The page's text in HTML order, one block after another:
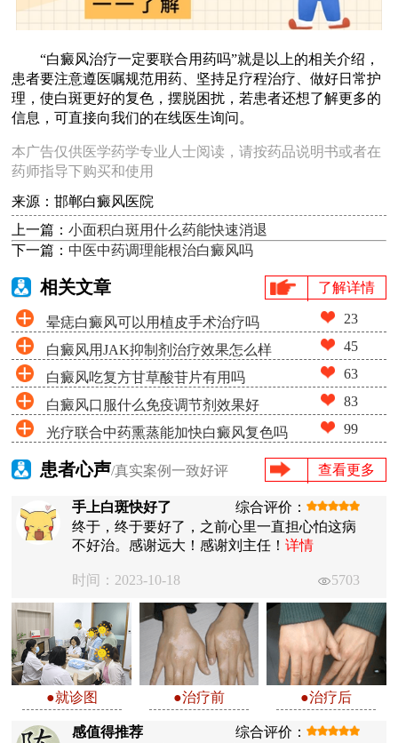
“白癜风治疗一定要联合用药吗”就是以上的相关介绍，
患者要注意遵医嘱规范用药、坚持足疗程治疗、做好日常护
理，使白斑更好的复色，摆脱困扰，若患者还想了解更多的
信息，可直接向我们的在线医生询问。
本广告仅供医学药学专业人士阅读，请按药品说明书或者在
药师指导下购买和使用
来源：邯郸白癜风医院
上一篇：小面积白斑用什么药能快速消退
下一篇： 中医中药调理能根治白癜风吗
相关文章 了解详情
晕痣白癜风可以用植皮手术治疗吗 23
白癜风用JAK抑制剂治疗效果怎么样 45
白癜风吃复方甘草酸苷片有用吗 63
白癜风口服什么免疫调节剂效果好 83
光疗联合中药熏蒸能加快白癜风复色吗 99
患者心声/真实案例一致好评 查看更多
手上白斑快好了
综合评价：
终于，终于要好了，之前心里一直担心怕这病
不好治。感谢远大！感谢刘主任！详情
时间：2023-10-18 5703
●就诊图 ●治疗前 ●治疗后
感值得推荐
综合评价：